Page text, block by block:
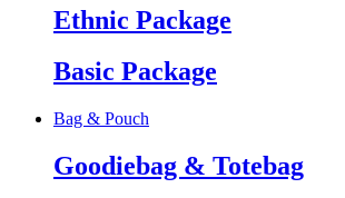
Ethnic Package
Basic Package
Bag & Pouch
Goodiebag & Totebag